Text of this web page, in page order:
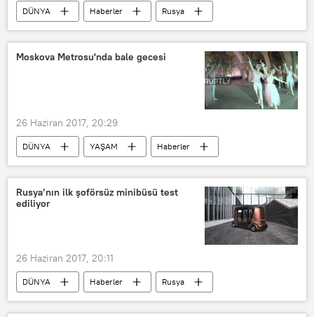
DÜNYA Haberler
Rusya
Katar
Fahad el Attiyay
Katar krizi
Çözüm
Moskova Metrosu'nda bale gecesi
26 Haziran 2017, 20:29
DÜNYA YAŞAM
Haberler
MULTİMEDYA
VİDEO
Rusya
Metro
Bale
Novoslobodskaya
Rusya’nın ilk şoförsüz minibüsü test
ediliyor
26 Haziran 2017, 20:11
DÜNYA Haberler
Rusya
Vladivostok